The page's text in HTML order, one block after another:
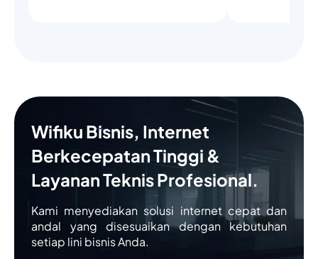
Wifiku Bisnis, Internet
Berkecepatan Tinggi &
Layanan Teknis Profesional.
Kami menyediakan solusi internet cepat dan
andal yang disesuaikan dengan kebutuhan
setiap lini bisnis Anda.